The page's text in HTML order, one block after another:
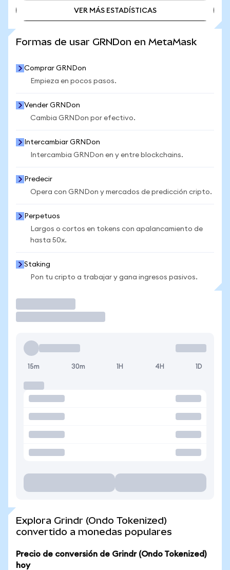
VER MÁS ESTADÍSTICAS
Formas de usar GRNDon en MetaMask
Comprar GRNDon
Empieza en pocos pasos.
Vender GRNDon
Cambia GRNDon por efectivo.
Intercambiar GRNDon
Intercambia GRNDon en y entre blockchains.
Predecir
Opera con GRNDon y mercados de predicción cripto.
Perpetuos
Largos o cortos en tokens con apalancamiento de
hasta 50x.
Staking
Pon tu cripto a trabajar y gana ingresos pasivos.
15m 30m 1H 4H 1D
Explora Grindr (Ondo Tokenized)
convertido a monedas populares
Precio de conversión de Grindr (Ondo Tokenized)
hoy